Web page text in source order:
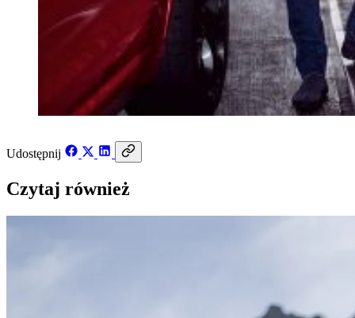
Udostępnij
Czytaj również